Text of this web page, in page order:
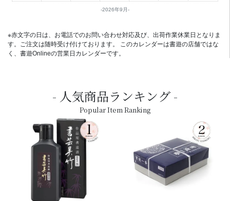
2026年9月
※赤文字の日は、お電話でのお問い合わせ対応及び、出荷作業休業日となりま
す。ご注文は随時受け付けております。 このカレンダーは書遊の店舗ではな
く、書遊Onlineの営業日カレンダーです。
人気商品ランキング
Popular Item Ranking